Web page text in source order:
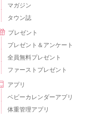
マガジン
タウン誌
プレゼント
プレゼント＆アンケート
全員無料プレゼント
ファーストプレゼント
アプリ
ベビーカレンダーアプリ
体重管理アプリ